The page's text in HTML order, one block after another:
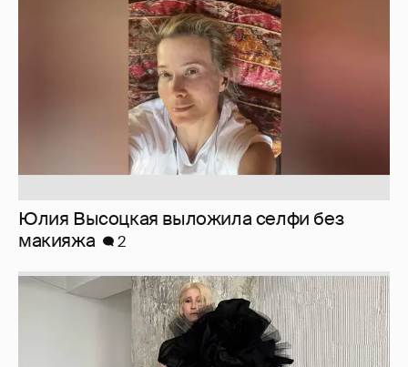
Юлия Высоцкая выложила селфи без
макияжа
2